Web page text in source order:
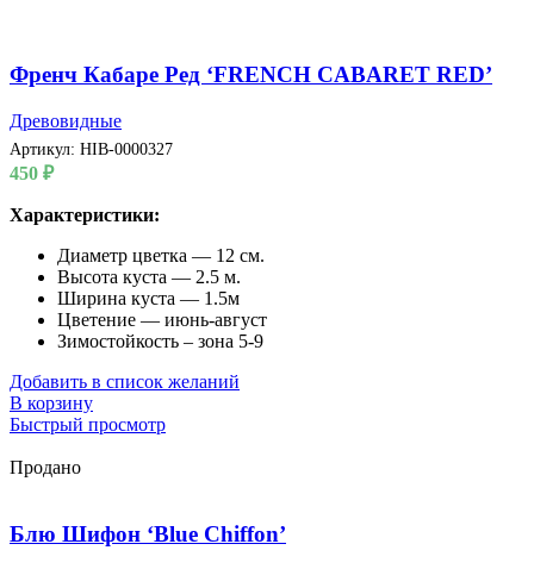
Френч Кабаре Ред ‘FRENCH CABARET RED’
Древовидные
Артикул: HIB-0000327
450 ₽
Характеристики:
Диаметр цветка — 12 см.
Высота куста — 2.5 м.
Ширина куста — 1.5м
Цветение — июнь-август
Зимостойкость – зона 5-9
Добавить в список желаний
В корзину
Быстрый просмотр
Продано
Блю Шифон ‘Blue Chiffon’